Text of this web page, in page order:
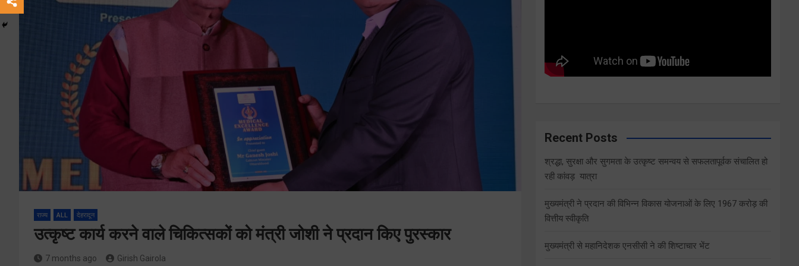
राज्य ALL देहरादून
उत्कृष्ट कार्य करने वाले चिकित्सकों को मंत्री जोशी ने प्रदान किए पुरस्कार
7 months ago Girish Gairola
Recent Posts
श्रद्धा, सुरक्षा और सुगमता के उत्कृष्ट समन्वय से सफलतापूर्वक संचालित हो
रही कांवड़ यात्रा
मुख्यमंत्री ने प्रदान की विभिन्न विकास योजनाओं के लिए 1967 करोड़ की
वित्तीय स्वीकृति
मुख्यमंत्री से महानिदेशक एनसीसी ने की शिष्टाचार भेंट